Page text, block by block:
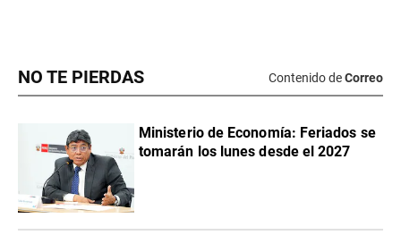
NO TE PIERDAS Contenido deCorreo
Ministerio de Economía: Feriados se
tomarán los lunes desde el 2027